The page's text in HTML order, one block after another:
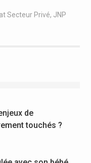
Secteur Privé, JNP
de
touchés ?